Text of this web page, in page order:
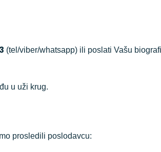
(tel/viber/whatsapp) ili poslati Vašu
u uži krug.
prosledili poslodavcu: